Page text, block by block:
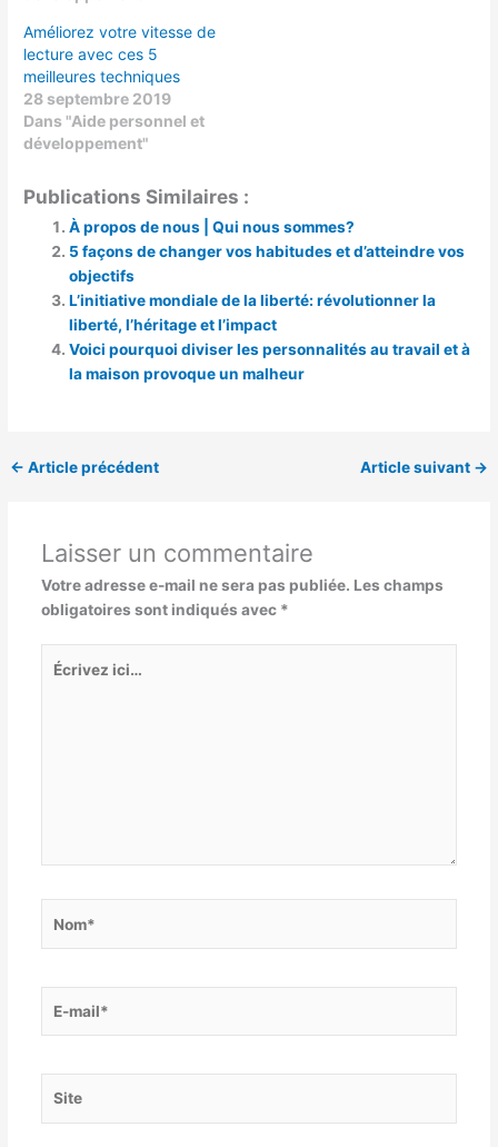
Améliorez votre vitesse de
lecture avec ces 5
meilleures techniques
28 septembre 2019
Dans "Aide personnel et
développement"
Publications Similaires :
À propos de nous | Qui nous sommes?
5 façons de changer vos habitudes et d’atteindre vos
objectifs
L’initiative mondiale de la liberté: révolutionner la
liberté, l’héritage et l’impact
Voici pourquoi diviser les personnalités au travail et à
la maison provoque un malheur
← Article précédent Article suivant →
Laisser un commentaire
Votre adresse e-mail ne sera pas publiée. Les champs
obligatoires sont indiqués avec *
ici…
mail*